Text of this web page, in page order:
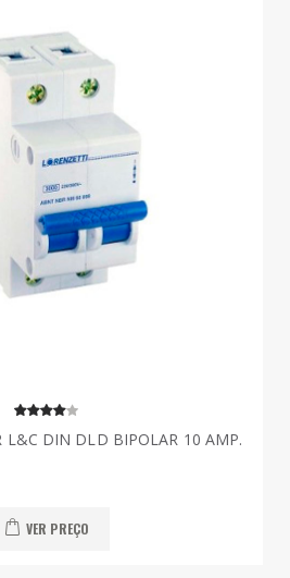
L&C DIN DLD BIPOLAR 10 AMP.
VER PREÇO